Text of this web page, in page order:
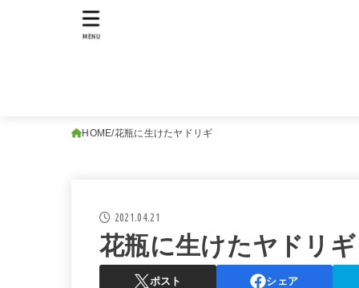
MENU
HOME 花瓶に生けたヤドリギ
2021.04.21
花瓶に生けたヤドリギ
ポスト シェア